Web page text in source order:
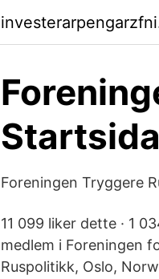
Foreningen Tryggere
11 099 liker dette · 1
medlem i Foreningen
Ruspolitikk, Oslo,